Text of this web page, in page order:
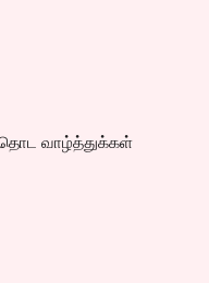
வாழ்த்துக்கள்